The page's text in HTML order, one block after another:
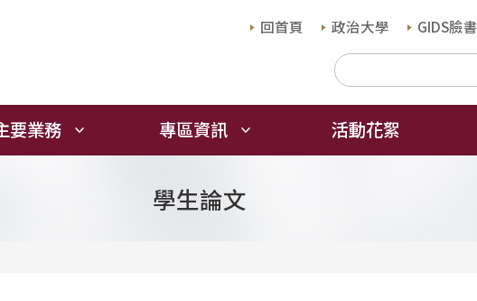
回首頁 政治大學 GIDS臉書
要業務 專區資訊 活動花絮
學生論文